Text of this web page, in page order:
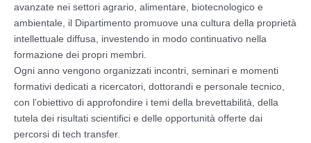
avanzate nei settori agrario, alimentare, biotecnologico e
ambientale, il Dipartimento promuove una cultura della proprietà
intellettuale diffusa, investendo in modo continuativo nella
formazione dei propri membri.
Ogni anno vengono organizzati incontri, seminari e momenti
formativi dedicati a ricercatori, dottorandi e personale tecnico,
con l’obiettivo di approfondire i temi della brevettabilità, della
tutela dei risultati scientifici e delle opportunità offerte dai
percorsi di tech transfer.